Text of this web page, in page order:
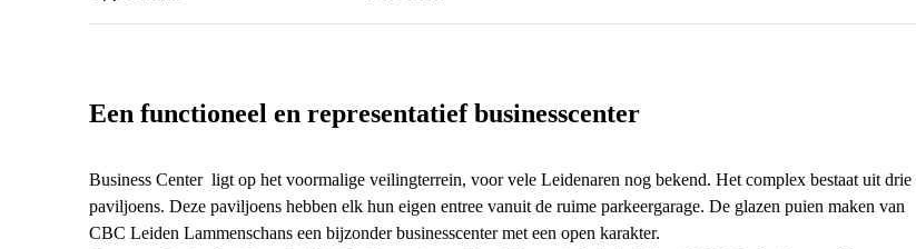
Een functioneel en representatief businesscenter
Business Center ligt op het voormalige veilingterrein, voor vele Leidenaren nog bekend. Het complex bestaat uit drie
paviljoens. Deze paviljoens hebben elk hun eigen entree vanuit de ruime parkeergarage. De glazen puien maken van
CBC Leiden Lammenschans een bijzonder businesscenter met een open karakter.